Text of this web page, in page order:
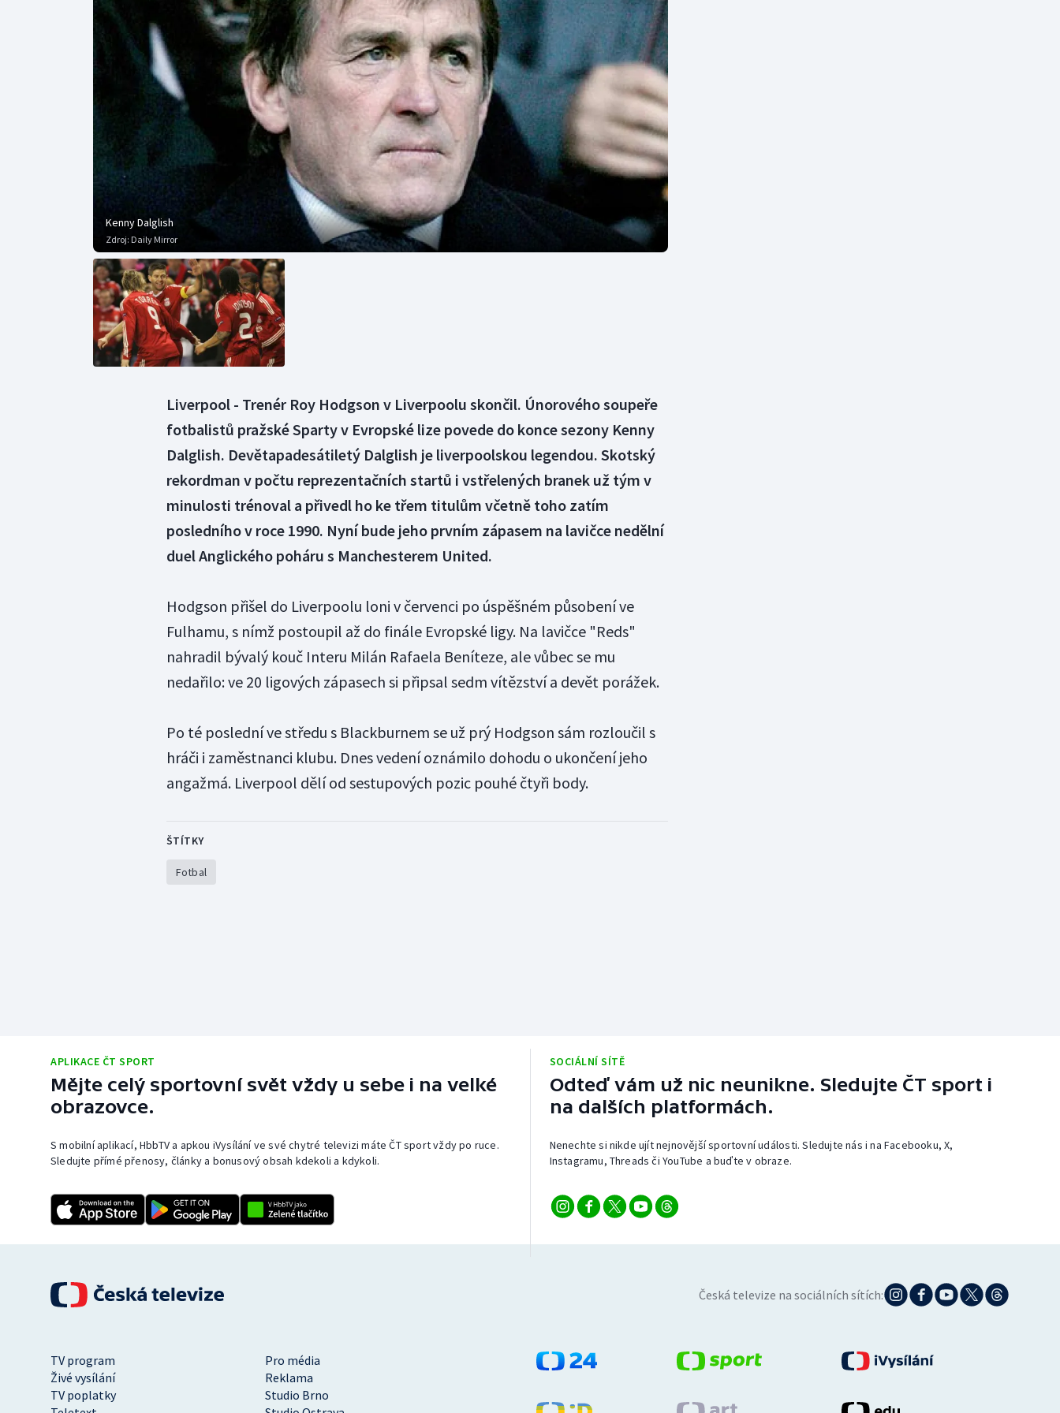
Curling
Dostihy
Florbal
Futsal
Golf
Gymnastika
Moderní pětiboj
Motorsport
Olympijské hry
Parasport
Plavání
Plážový volejbal
Triatlon
Veslování
Vodní slalom
Volejbal
Ostatní
Kenny Dalglish
Zdroj: Daily Mirror
Liverpool - Trenér Roy Hodgson v Liverpoolu skončil. Únorového soupeře
fotbalistů pražské Sparty v Evropské lize povede do konce sezony Kenny
Dalglish. Devětapadesátiletý Dalglish je liverpoolskou legendou. Skotský
rekordman v počtu reprezentačních startů i vstřelených branek už tým v
minulosti trénoval a přivedl ho ke třem titulům včetně toho zatím
posledního v roce 1990. Nyní bude jeho prvním zápasem na lavičce nedělní
duel Anglického poháru s Manchesterem United.
Hodgson přišel do Liverpoolu loni v červenci po úspěšném působení ve
Fulhamu, s nímž postoupil až do finále Evropské ligy. Na lavičce "Reds"
nahradil bývalý kouč Interu Milán Rafaela Beníteze, ale vůbec se mu
nedařilo: ve 20 ligových zápasech si připsal sedm vítězství a devět porážek.
Po té poslední ve středu s Blackburnem se už prý Hodgson sám rozloučil s
hráči i zaměstnanci klubu. Dnes vedení oznámilo dohodu o ukončení jeho
angažmá. Liverpool dělí od sestupových pozic pouhé čtyři body.
ŠTÍTKY
Fotbal
APLIKACE ČT SPORT
Mějte celý sportovní svět vždy u sebe i na velké
obrazovce.
S mobilní aplikací, HbbTV a apkou iVysílání ve své chytré televizi máte ČT sport vždy po ruce.
Sledujte přímé přenosy, články a bonusový obsah kdekoli a kdykoli.
SOCIÁLNÍ SÍTĚ
Odteď vám už nic neunikne. Sledujte ČT sport i
na dalších platformách.
Nenechte si nikde ujít nejnovější sportovní události. Sledujte nás i na Facebooku, X,
Instagramu, Threads či YouTube a buďte v obraze.
Česká televize na sociálních sítích:
TV program
Pro média
Živé vysílání
Reklama
TV poplatky
Studio Brno